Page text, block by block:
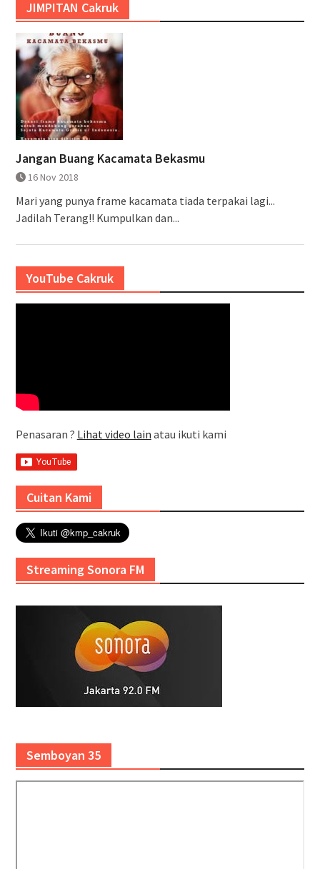
JIMPITAN Cakruk
Jangan Buang Kacamata Bekasmu
16 Nov 2018
Mari yang punya frame kacamata tiada terpakai lagi...
Jadilah Terang!! Kumpulkan dan...
YouTube Cakruk
Penasaran ? Lihat video lain atau ikuti kami
Cuitan Kami
Streaming Sonora FM
Semboyan 35